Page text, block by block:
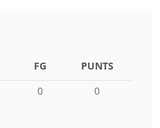
FG
PUNTS
0 0